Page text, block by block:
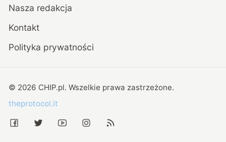
Nasza redakcja
Kontakt
Polityka prywatności
© 2026 CHIP.pl. Wszelkie prawa zastrzeżone.
theprotocol.it